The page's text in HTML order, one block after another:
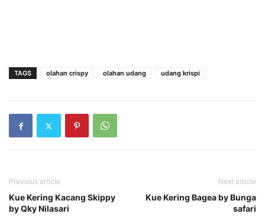
TAGS olahan crispy olahan udang udang krispi
Previous article
Kue Kering Kacang Skippy
by Qky Nilasari
Next article
Kue Kering Bagea by Bunga
safari